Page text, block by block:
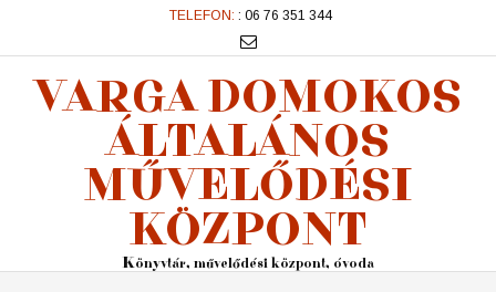
TELEFON: : 06 76 351 344
VARGA DOMOKOS
ÁLTALÁNOS
MŰVELŐDÉSI
KÖZPONT
Könyvtár, művelődési központ, óvoda